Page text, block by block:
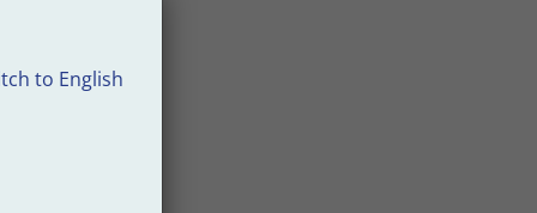
to English